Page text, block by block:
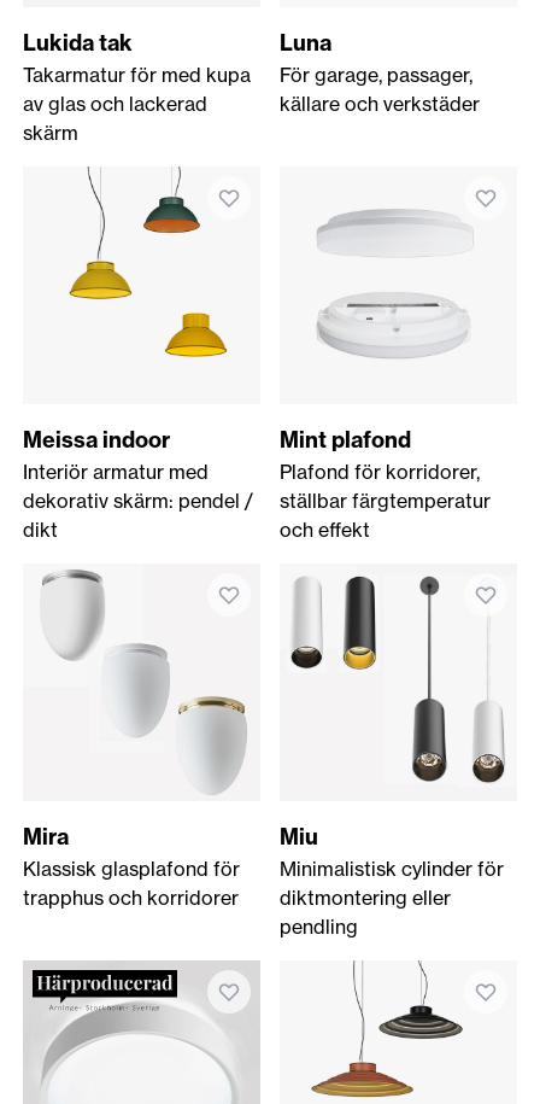
Lukida tak
Takarmatur för med kupa
av glas och lackerad
skärm
Luna
För garage, passager,
källare och verkstäder
Meissa indoor
Interiör armatur med
dekorativ skärm: pendel /
dikt
Mint plafond
Plafond för korridorer,
ställbar färgtemperatur
och effekt
Mira
Klassisk glasplafond för
trapphus och korridorer
Miu
Minimalistisk cylinder för
diktmontering eller
pendling